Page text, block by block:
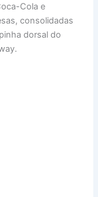
Cola e
consolidadas
dorsal do